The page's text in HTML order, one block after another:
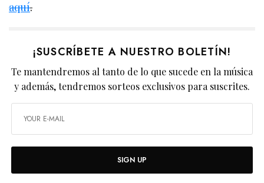
aquí.
¡SUSCRÍBETE A NUESTRO BOLETÍN!
Te mantendremos al tanto de lo que sucede en la música
y además, tendremos sorteos exclusivos para suscrites.
SIGN UP